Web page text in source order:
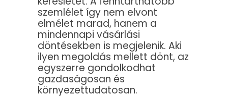
szemlélet így nem elvont
elmélet marad, hanem a
mindennapi vásárlási
döntésekben is megjelenik. Aki
ilyen megoldás mellett dönt, az
egyszerre gondolkodhat
gazdaságosan és
környezettudatosan.